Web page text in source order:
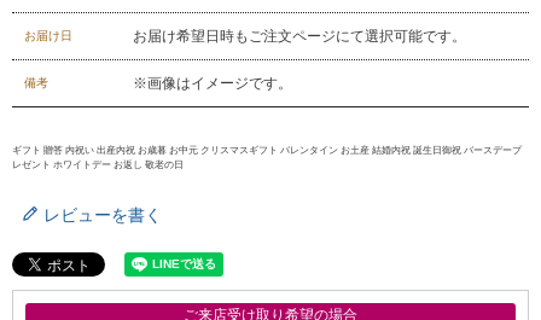
お届け日 お届け希望日時もご注文ページにて選択可能です。
備考 ※画像はイメージです。
ギフト 贈答 内祝い 出産内祝 お歳暮 お中元 クリスマスギフト バレンタイン お土産 結婚内祝 誕生日御祝 バースデープ
レゼント ホワイトデー お返し 敬老の日
レビューを書く
ご来店受け取り希望の場合